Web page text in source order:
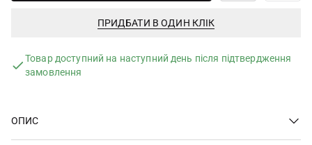
ПРИДБАТИ В ОДИН КЛІК
Товар доступний на наступний день після підтвердження
замовлення
ОПИС